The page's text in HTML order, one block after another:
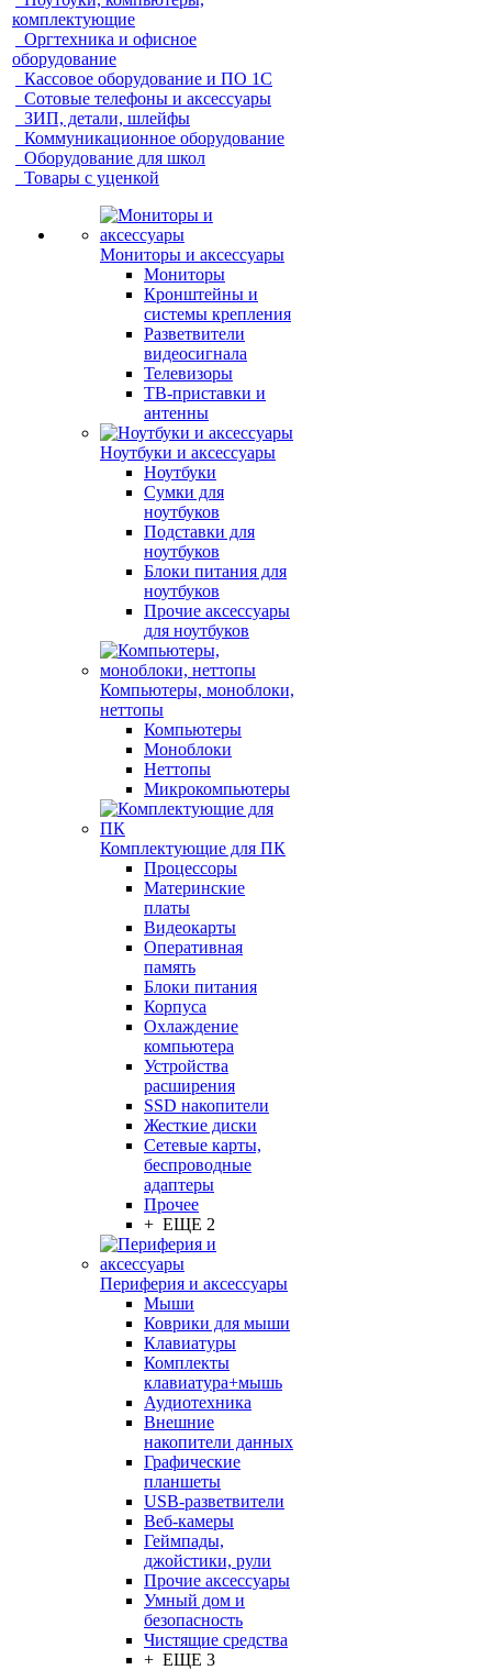
комплектующие
Оргтехника и офисное
оборудование
Кассовое оборудование и ПО 1С
Сотовые телефоны и аксессуары
ЗИП, детали, шлейфы
Коммуникационное оборудование
Оборудование для школ
Товары с уценкой
Мониторы и аксессуары
Мониторы
Кронштейны и
системы крепления
Разветвители
видеосигнала
Телевизоры
ТВ-приставки и
антенны
Ноутбуки и аксессуары
Ноутбуки
Сумки для
ноутбуков
Подставки для
ноутбуков
Блоки питания для
ноутбуков
Прочие аксессуары
для ноутбуков
Компьютеры, моноблоки,
неттопы
Компьютеры
Моноблоки
Неттопы
Микрокомпьютеры
Комплектующие для ПК
Процессоры
Материнские
платы
Видеокарты
Оперативная
память
Блоки питания
Корпуса
Охлаждение
компьютера
Устройства
расширения
SSD накопители
Жесткие диски
Сетевые карты,
беспроводные
адаптеры
Прочее
+ ЕЩЕ 2
Периферия и аксессуары
Мыши
Коврики для мыши
Клавиатуры
Комплекты
клавиатура+мышь
Аудиотехника
Внешние
накопители данных
Графические
планшеты
USB-разветвители
Веб-камеры
Геймпады,
джойстики, рули
Прочие аксессуары
Умный дом и
безопасность
Чистящие средства
+ ЕЩЕ 3